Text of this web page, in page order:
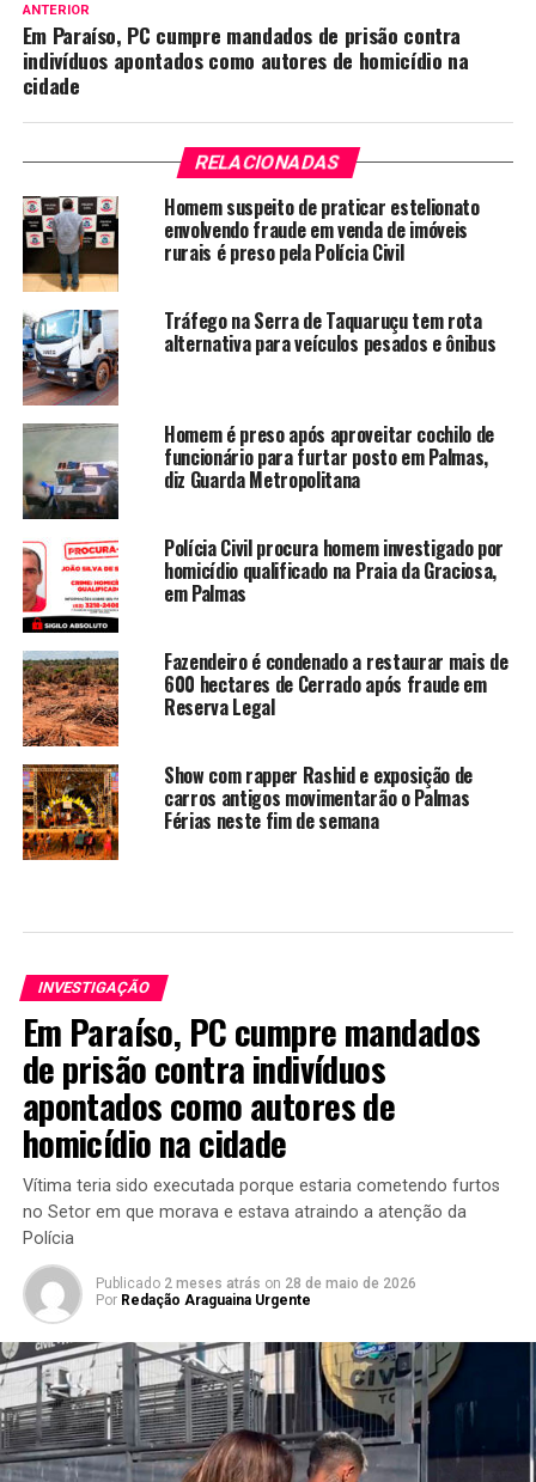
ANTERIOR
Em Paraíso, PC cumpre mandados de prisão contra
indivíduos apontados como autores de homicídio na
cidade
RELACIONADAS
Homem suspeito de praticar estelionato
envolvendo fraude em venda de imóveis
rurais é preso pela Polícia Civil
Tráfego na Serra de Taquaruçu tem rota
alternativa para veículos pesados e ônibus
Homem é preso após aproveitar cochilo de
funcionário para furtar posto em Palmas,
diz Guarda Metropolitana
Polícia Civil procura homem investigado por
homicídio qualificado na Praia da Graciosa,
em Palmas
Fazendeiro é condenado a restaurar mais de
600 hectares de Cerrado após fraude em
Reserva Legal
Show com rapper Rashid e exposição de
carros antigos movimentarão o Palmas
Férias neste fim de semana
INVESTIGAÇÃO
Em Paraíso, PC cumpre mandados
de prisão contra indivíduos
apontados como autores de
homicídio na cidade
Vítima teria sido executada porque estaria cometendo furtos
no Setor em que morava e estava atraindo a atenção da
Polícia
Publicado 2 meses atrás on 28 de maio de 2026
Por Redação Araguaina Urgente